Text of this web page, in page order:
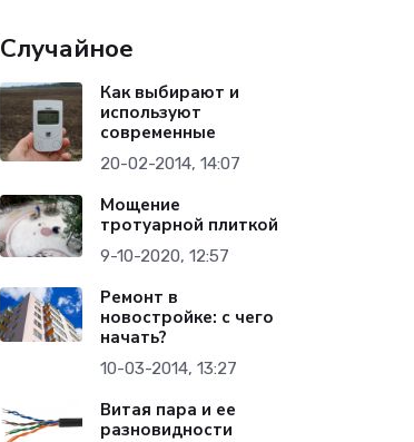
Случайное
Как выбирают и
используют
современные
20-02-2014, 14:07
Мощение
тротуарной плиткой
9-10-2020, 12:57
Ремонт в
новостройке: с чего
начать?
10-03-2014, 13:27
Витая пара и ее
разновидности